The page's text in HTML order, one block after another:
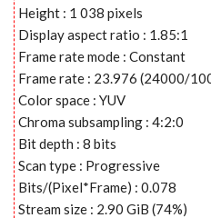
Height : 1 038 pixels
Display aspect ratio : 1.85:1
Frame rate mode : Constant
Frame rate : 23.976 (24000/
Color space : YUV
Chroma subsampling : 4:2:0
Bit depth : 8 bits
Scan type : Progressive
Bits/(Pixel*Frame) : 0.078
Stream size : 2.90 GiB (74%)